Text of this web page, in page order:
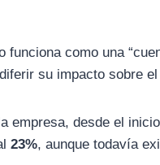
como una
su impacto sobre
empresa, desde el
23%, aunque todavía